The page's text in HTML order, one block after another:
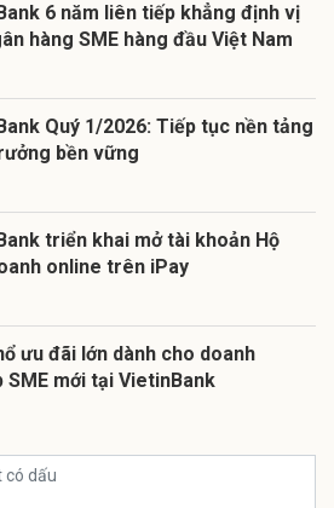
6 năm liên tiếp khẳng định vị
hàng SME hàng đầu Việt Nam
Quý 1/2026: Tiếp tục nền tảng
bền vững
triển khai mở tài khoản Hộ
online trên iPay
ưu đãi lớn dành cho doanh
SME mới tại VietinBank